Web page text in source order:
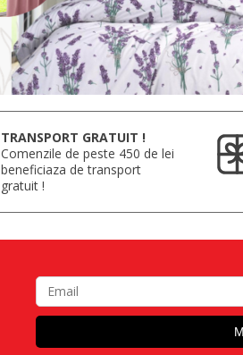
TRANSPORT GRATUIT !
Comenzile de peste 450 de lei
beneficiaza de transport
gratuit !